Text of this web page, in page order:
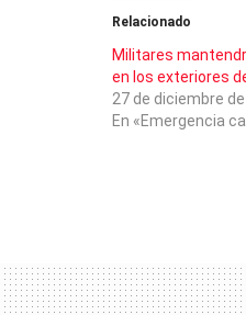
Relacionado
Militares
en los exteriores
27 de diciembre de
En «Emergencia